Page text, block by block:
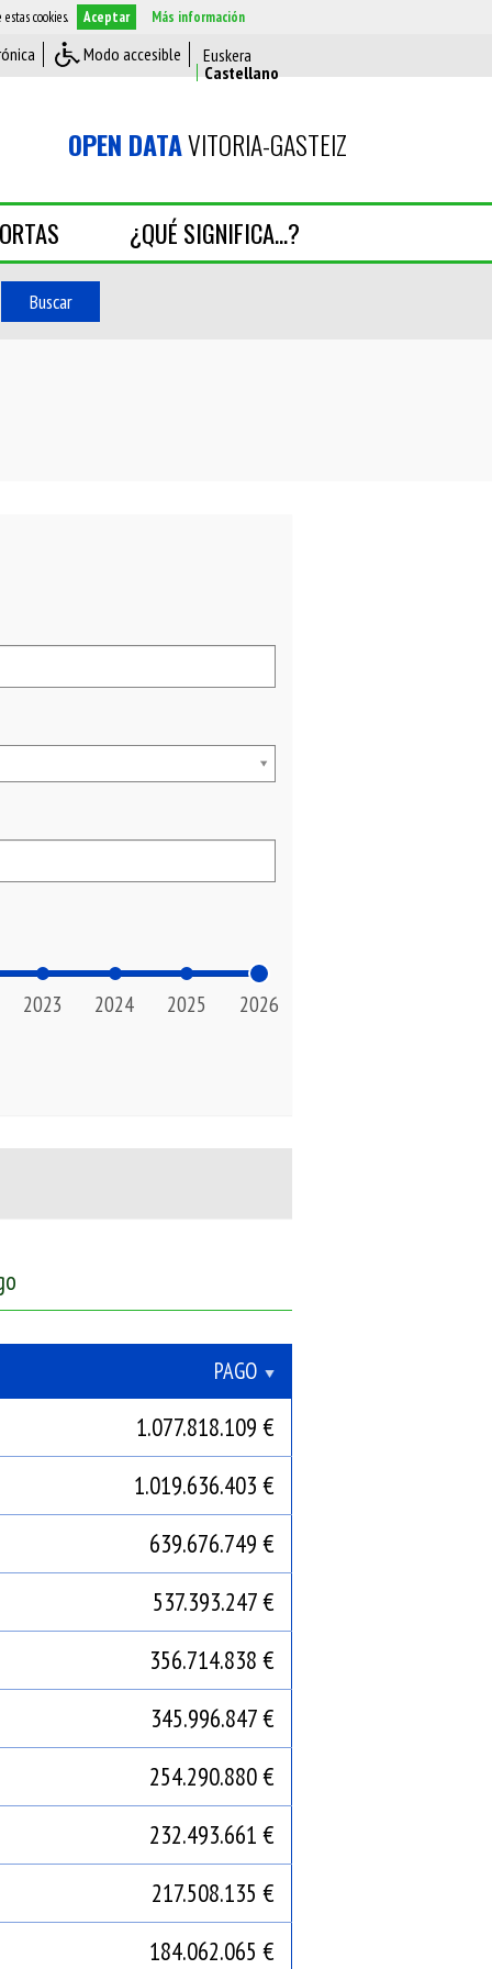
cookies. Aceptar Más información
Modo accesible
OPEN DATAVITORIA-GASTEIZ
¿QUÉ SIGNIFICA...?
Buscar
2023 2024 2025 2026
PAGO
1.077.818.109 €
1.019.636.403 €
639.676.749 €
537.393.247 €
356.714.838 €
345.996.847 €
254.290.880 €
232.493.661 €
217.508.135 €
184.062.065 €